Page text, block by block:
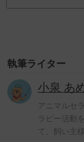
執筆ライター
小泉 あ
アニマルセ
ラピー活動
て、飼い主